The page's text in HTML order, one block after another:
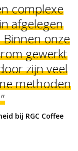
complexe
afgelegen
onze
gewerkt
zijn veel
methoden
bij RGC Coffee